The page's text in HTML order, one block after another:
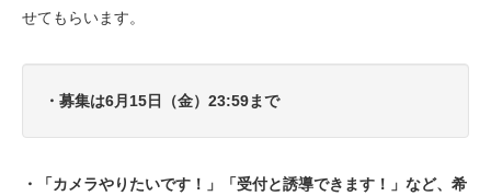
せてもらいます。
・募集は6月15日（金）23:59まで
・「カメラやりたいです！」「受付と誘導できます！」など、希